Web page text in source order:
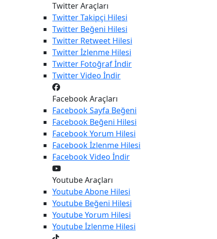
Twitter Araçları
TwitterTakipçi Hilesi
Twitter Beğeni Hilesi
Twitter Retweet Hilesi
Twitterİzlenme Hilesi
Twitter Fotoğraf İndir
TwitterVideo İndir
Facebook Araçları
FacebookSayfa Beğeni
Facebook Beğeni Hilesi
FacebookYorum Hilesi
Facebookİzlenme Hilesi
FacebookVideo İndir
Youtube Araçları
YoutubeAbone Hilesi
Youtube Beğeni Hilesi
YoutubeYorum Hilesi
Youtubeİzlenme Hilesi